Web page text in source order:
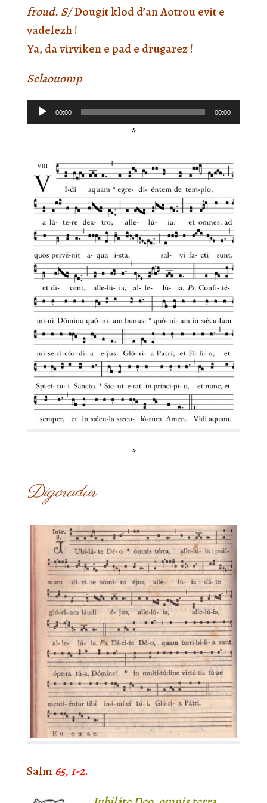
froud. S/Dougit klod d’an Aotrou evit e
vadelezh !
Ya, da virviken e pad e drugarez !
Selaouomp
Lecteur
audio
00:00 00:00
*
*
Digoradur
Salm65, 1-2.